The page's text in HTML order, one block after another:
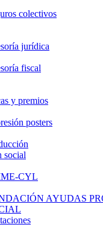
colectivos
jurídica
fiscal
y premios
posters
social
CYL
AYUDAS